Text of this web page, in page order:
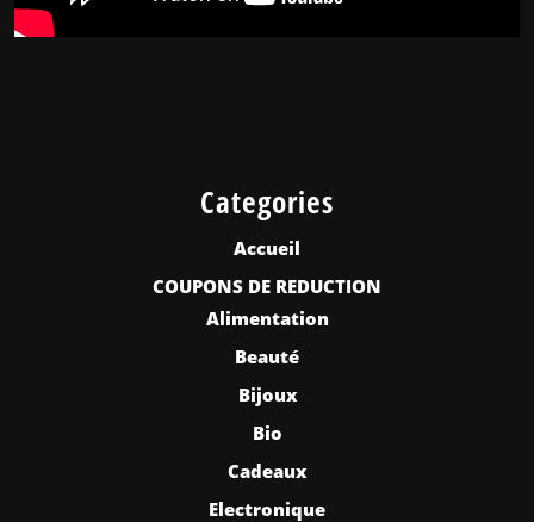
Categories
Accueil
COUPONS DE REDUCTION
Alimentation
Beauté
Bijoux
Bio
Cadeaux
Electronique